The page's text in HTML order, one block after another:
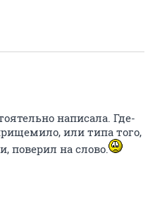
написала. Где-
или типа того,
поверил на слово.